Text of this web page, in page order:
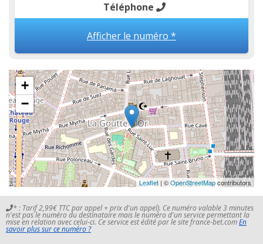
Téléphone
Afficher le numéro *
+
−
Leaflet | ©OpenStreetMapcontributors
* : Tarif 2,99€ TTC par appel + prix d'un appel). Ce numéro valable 3 minutes
n'est pas le numéro du destinataire mais le numéro d'un service permettant la
mise en relation avec celui-ci. Ce service est édité par le site france-bet.comEn
savoir plus sur ce numéro ?